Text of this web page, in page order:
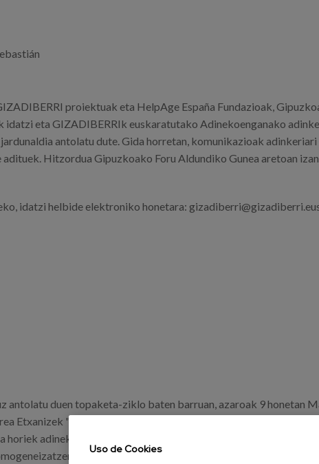
proiektuak eta HelpAge España Fundazioak,
idatzi eta GIZADIBERRIk euskaratutako Adinekoenganako
antolatu dute. Gida horretan, komunikazioak adinkeriari
Hitzordua Gipuzkoako Foru Aldundiko Gunea aretoan
idatzi helbide elektroniko honetara:
antolatu duen topaketa-ziklo baten barruan, azaroak 9 honetan
Etxanizek "XXI. mendean zahartzea. Ereduak eta erronkak"
horiek adineko biztanleriaren errealitate-aniztasun horretan
dituen begirada edadistarekin.
Uso de Cookies